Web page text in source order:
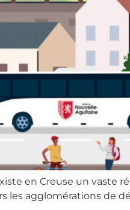
en Creuse un vaste
les agglomérations de